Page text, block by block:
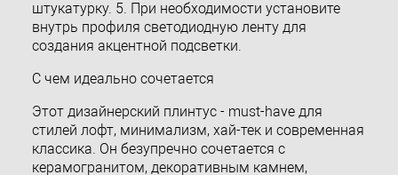
штукатурку. 5. При необходимости установите
внутрь профиля светодиодную ленту для
создания акцентной подсветки.
С чем идеально сочетается
Этот дизайнерский плинтус - must-have для
стилей лофт, минимализм, хай-тек и современная
классика. Он безупречно сочетается с
керамогранитом, декоративным камнем,